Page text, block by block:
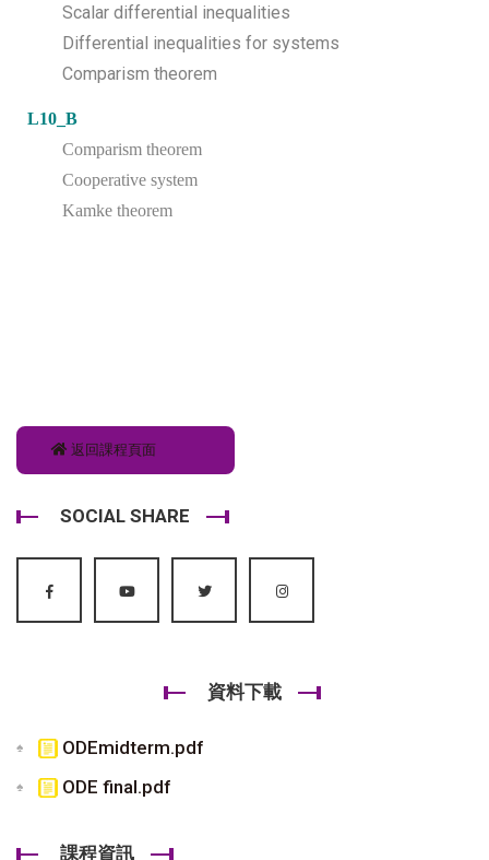
Scalar differential inequalities
Differential inequalities for systems
Comparism theorem
L10_B
Comparism theorem
Cooperative system
Kamke theorem
返回課程頁面
SOCIAL SHARE
資料下載
ODEmidterm.pdf
ODE final.pdf
課程資訊